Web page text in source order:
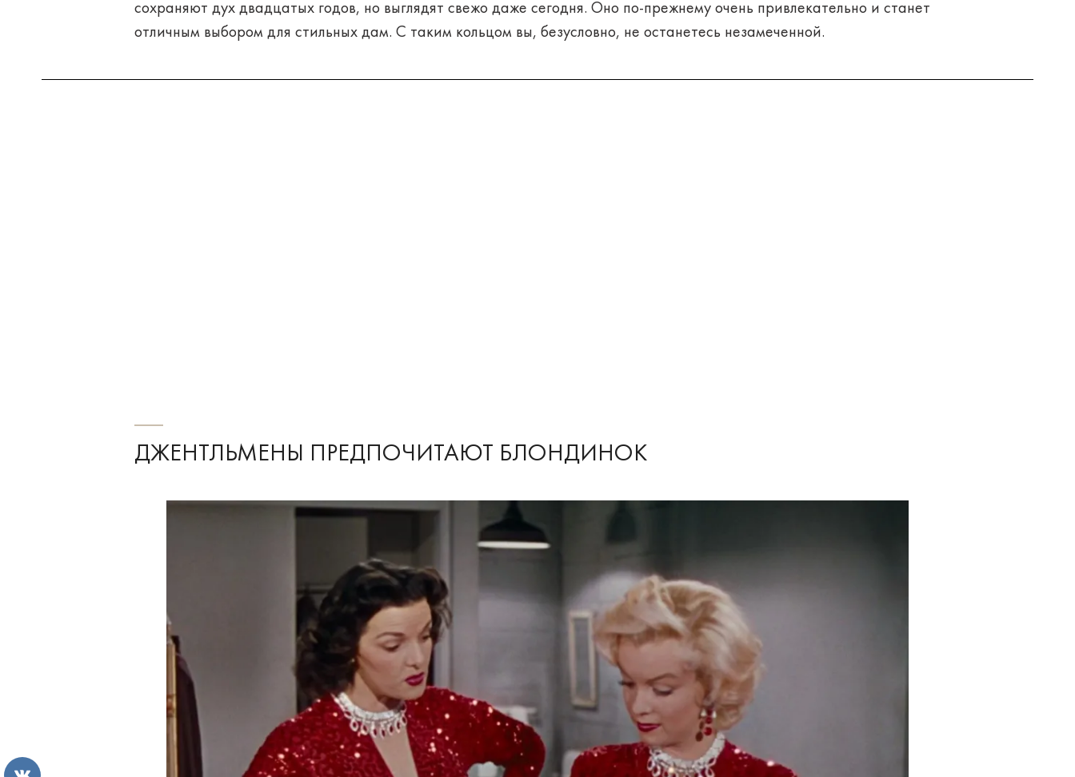
сохраняют дух двадцатых годов, но выглядят свежо даже сегодня. Оно по-прежнему очень привлекательно и станет
отличным выбором для стильных дам. С таким кольцом вы, безусловно, не останетесь незамеченной.
ДЖЕНТЛЬМЕНЫ ПРЕДПОЧИТАЮТ БЛОНДИНОК